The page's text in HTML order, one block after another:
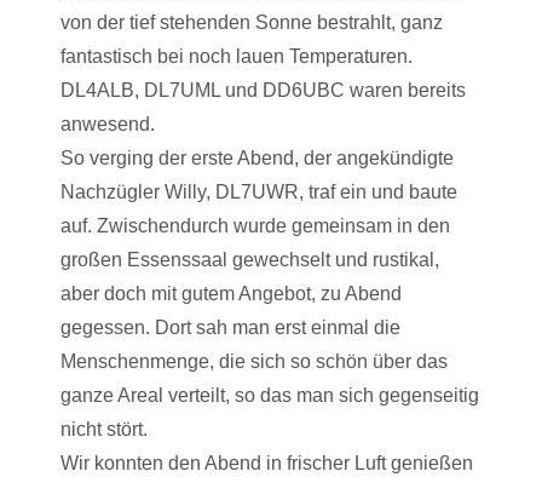
von der tief stehenden Sonne bestrahlt, ganz
fantastisch bei noch lauen Temperaturen.
DL4ALB, DL7UML und DD6UBC waren bereits
anwesend.
So verging der erste Abend, der angekündigte
Nachzügler Willy, DL7UWR, traf ein und baute
auf. Zwischendurch wurde gemeinsam in den
großen Essenssaal gewechselt und rustikal,
aber doch mit gutem Angebot, zu Abend
gegessen. Dort sah man erst einmal die
Menschenmenge, die sich so schön über das
ganze Areal verteilt, so das man sich gegenseitig
nicht stört.
Wir konnten den Abend in frischer Luft genießen